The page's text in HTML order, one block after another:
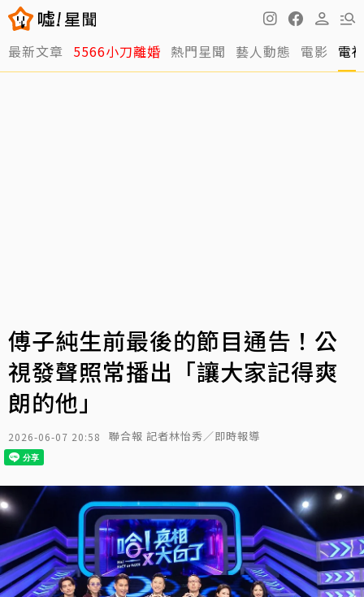
最新文章 5566小刀離婚 熱門星聞 藝人動態 電影 電
傅子純生前最後的節目通告！公
視發聲照常播出「讓大家記得爽
朗的他」
2026-06-07 20:58 聯合報 記者林怡秀／即時報導